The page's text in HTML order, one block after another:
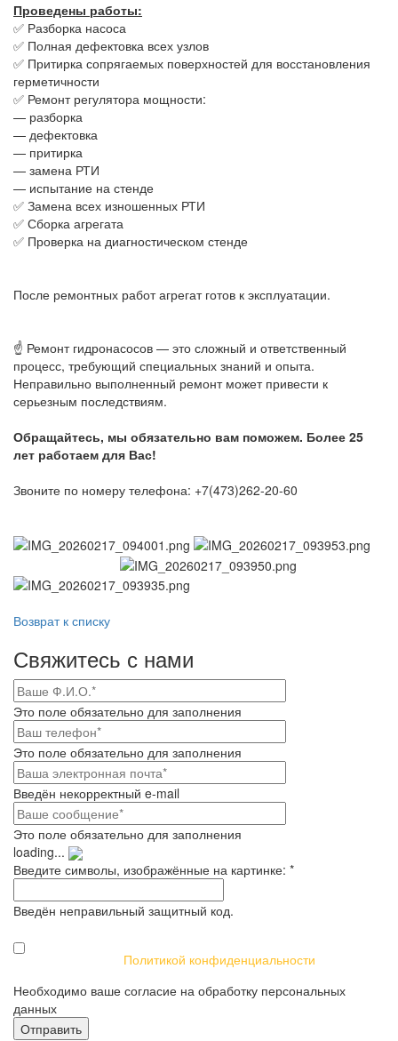
Проведены работы:
✅ Разборка насоса
✅ Полная дефектовка всех узлов
✅ Притирка сопрягаемых поверхностей для восстановления
герметичности
✅ Ремонт регулятора мощности:
— разборка
— дефектовка
— притирка
— замена РТИ
— испытание на стенде
✅ Замена всех изношенных РТИ
✅ Сборка агрегата
✅ Проверка на диагностическом стенде
После ремонтных работ агрегат готов к эксплуатации.
☝ Ремонт гидронасосов — это сложный и ответственный
процесс, требующий специальных знаний и опыта.
Неправильно выполненный ремонт может привести к
серьезным последствиям.
Обращайтесь, мы обязательно вам поможем. Более 25
лет работаем для Вас!
Звоните по номеру телефона: +7(473)262-20-60
Возврат к списку
Свяжитесь с нами
Это поле обязательно для заполнения
Это поле обязательно для заполнения
Введён некорректный e-mail
Это поле обязательно для заполнения
loading...
Введите символы, изображённые на картинке: *
Введён неправильный защитный код.
Политикой конфиденциальности
Необходимо ваше согласие на обработку персональных
данных